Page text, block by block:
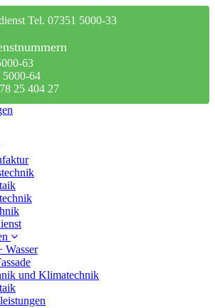
Tel. 07351 5000-33
63
5000-64
25 404 27
Wasser
und Klimatechnik